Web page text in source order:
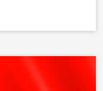
มีโปรโมชั่นออกมา
นก้อนใหญ่ซื้อของชิ้นใหญ่
ด้สำคัญ เป็นแค่ความ
าไหร่ แล้วอยู่ตรงไหนบ้าง